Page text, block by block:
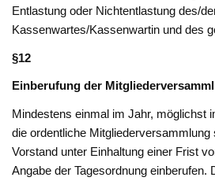
Entlastung oder Nichtentlastung des/
Kassenwartes/Kassenwartin und des
§12
Einberufung der
Mindestens einmal im Jahr, möglichst
die ordentliche
Vorstand unter Einhaltung einer Frist
Angabe der Tagesordnung einberufen.